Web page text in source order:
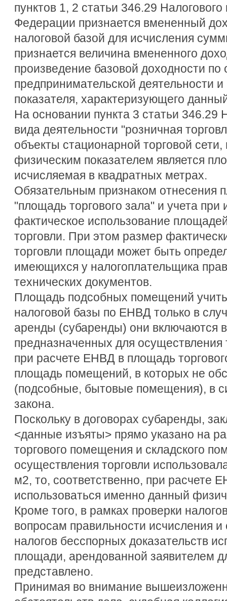
пунктов 1, 2 статьи 346.29
Федерации признается вмененный
налоговой базой для исчисления
признается величина вмененного
произведение базовой доходности
предпринимательской деятельности
показателя, характеризующего
На основании пункта 3 статьи 346.29
вида деятельности "розничная
объекты стационарной торговой
физическим показателем является
исчисляемая в квадратных метрах.
Обязательным признаком отнесения
"площадь торгового зала" и учета
фактическое использование
торговли. При этом размер
торговли площади может быть
имеющихся у налогоплательщика
технических документов.
Площадь подсобных помещений
налоговой базы по ЕНВД только в
аренды (субаренды) они включаются
предназначенных для осуществления
при расчете ЕНВД в площадь
площадь помещений, в которых не
(подсобные, бытовые помещения), в
закона.
Поскольку в договорах субаренды,
<данные изъяты> прямо указано на
торгового помещения и складского
осуществления торговли
м2, то, соответственно, при расчете
использоваться именно данный
Кроме того, в рамках проверки
вопросам правильности исчисления
налогов бесспорных доказательств
площади, арендованной заявителем
представлено.
Принимая во внимание